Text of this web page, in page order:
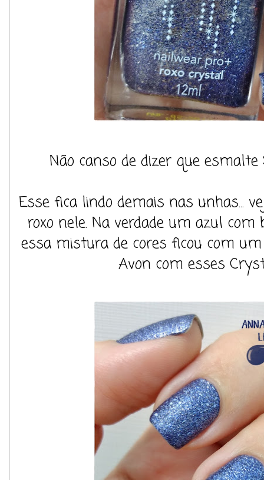
Não canso de dizer que
Esse fica lindo demais nas unhas...
roxo nele. Na verdade um azul
essa mistura de cores ficou com
Avon com esses